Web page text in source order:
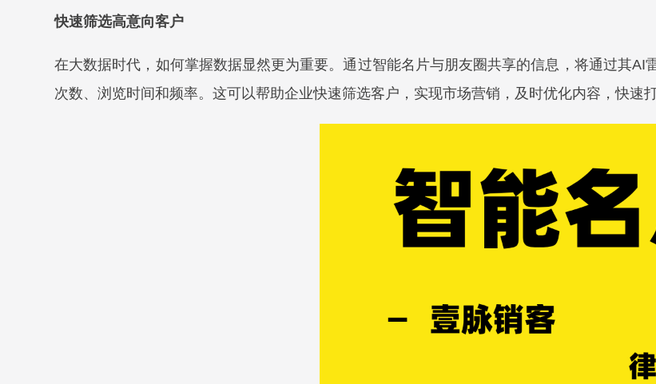
快速筛选高意向客户
在大数据时代，如何掌握数据显然更为重要。通过智能名片与朋友圈共享的信息，将通过其
次数、浏览时间和频率。这可以帮助企业快速筛选客户，实现市场营销，及时优化内容，快速